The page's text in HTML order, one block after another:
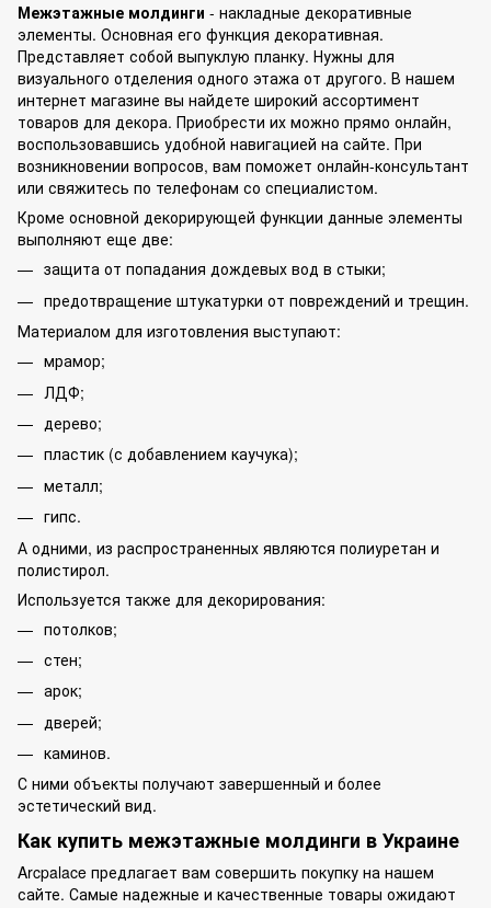
Межэтажные молдинги - накладные декоративные
элементы. Основная его функция декоративная.
Представляет собой выпуклую планку. Нужны для
визуального отделения одного этажа от другого. В нашем
интернет магазине вы найдете широкий ассортимент
товаров для декора. Приобрести их можно прямо онлайн,
воспользовавшись удобной навигацией на сайте. При
возникновении вопросов, вам поможет онлайн-консультант
или свяжитесь по телефонам со специалистом.
Кроме основной декорирующей функции данные элементы
выполняют еще две:
защита от попадания дождевых вод в стыки;
предотвращение штукатурки от повреждений и трещин.
Материалом для изготовления выступают:
мрамор;
ЛДФ;
дерево;
пластик (с добавлением каучука);
металл;
гипс.
А одними, из распространенных являются полиуретан и
полистирол.
Используется также для декорирования:
потолков;
стен;
арок;
дверей;
каминов.
С ними объекты получают завершенный и более
эстетический вид.
Как купить межэтажные молдинги в Украине
Arcpalace предлагает вам совершить покупку на нашем
сайте. Самые надежные и качественные товары ожидают